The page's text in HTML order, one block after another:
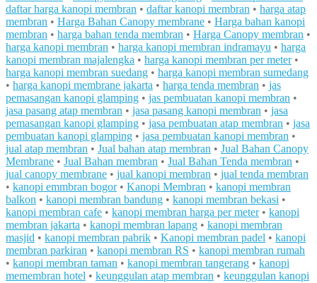
daftar harga kanopi membran • daftar kanopi membran • harga atap
membran • Harga Bahan Canopy membrane • Harga bahan kanopi
membran • harga bahan tenda membran • Harga Canopy membran •
harga kanopi membran • harga kanopi membran indramayu • harga
kanopi membran majalengka • harga kanopi membran per meter•
harga kanopi membran suedang • harga kanopi membran sumedang
• harga kanopi membrane jakarta • harga tenda membran • jas
pemasangan kanopi glamping • jas pembuatan kanopi membran •
jasa pasang atap membran • jasa pasang kanopi membran • jasa
pemasangan kanopi glamping • jasa pembuatan atap membran • jasa
pembuatan kanopi glamping • jasa pembuatan kanopi membran •
jual atap membran • Jual bahan atap membran • Jual Bahan Canopy
Membrane • Jual Bahan membran • Jual Bahan Tenda membran •
jual canopy membrane • jual kanopi membran • jual tenda membran
• kanopi emmbran bogor• Kanopi Membran • kanopi membran
balkon • kanopi membran bandung • kanopi membran bekasi •
kanopi membran cafe • kanopi membran harga per meter• kanopi
membran jakarta • kanopi membran lapang • kanopi membran
masjid • kanopi membran pabrik • Kanopi membran padel • kanopi
membran parkiran • kanopi membran RS • kanopi membran rumah
• kanopi membran taman • kanopi membran tangerang • kanopi
memembran hotel • keunggulan atap membran • keunggulan kanopi